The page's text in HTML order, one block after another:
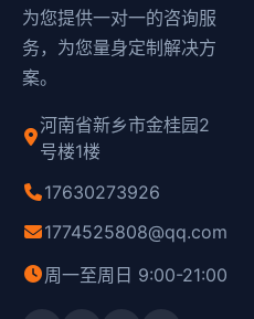
为您提供一对一的咨询服
务，为您量身定制解决方
案。
河南省新乡市金桂园2
号楼1楼
17630273926
1774525808@qq.com
周一至周日 9:00-21:00